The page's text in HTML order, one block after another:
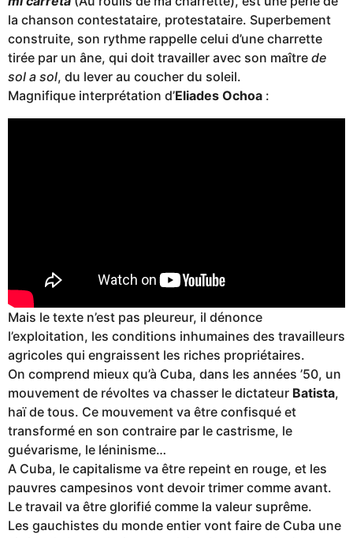
la chanson contestataire, protestataire. Superbement
construite, son rythme rappelle celui d’une charrette
tirée par un âne, qui doit travailler avec son maître de
sol a sol, du lever au coucher du soleil.
Magnifique interprétation d’Eliades Ochoa :
Mais le texte n’est pas pleureur, il dénonce
l’exploitation, les conditions inhumaines des travailleurs
agricoles qui engraissent les riches propriétaires.
On comprend mieux qu’à Cuba, dans les années ’50, un
mouvement de révoltes va chasser le dictateur Batista,
haï de tous. Ce mouvement va être confisqué et
transformé en son contraire par le castrisme, le
guévarisme, le léninisme…
A Cuba, le capitalisme va être repeint en rouge, et les
pauvres campesinos vont devoir trimer comme avant.
Le travail va être glorifié comme la valeur suprême.
Les gauchistes du monde entier vont faire de Cuba une